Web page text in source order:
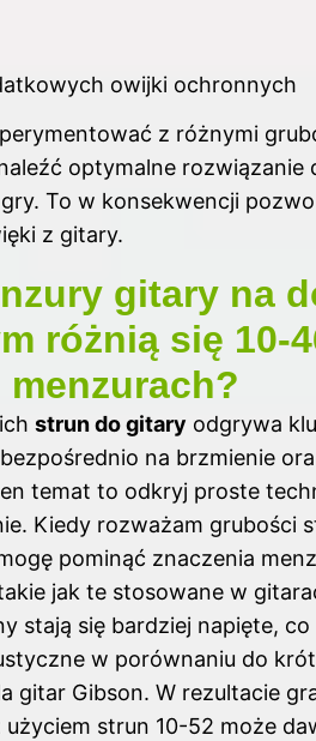
owijki ochronnych
z różnymi
optymalne rozwiązanie
gry. To w konsekwencji
z gitary.
gitary na
różnią się 10-
strun do gitary odgrywa
na brzmienie
temat to odkryj proste
. Kiedy rozważam grubości
pominąć znaczenia
jak te stosowane w
stają się bardziej napięte, co
w porównaniu do
gitar Gibson. W rezultacie
strun 10-52 może